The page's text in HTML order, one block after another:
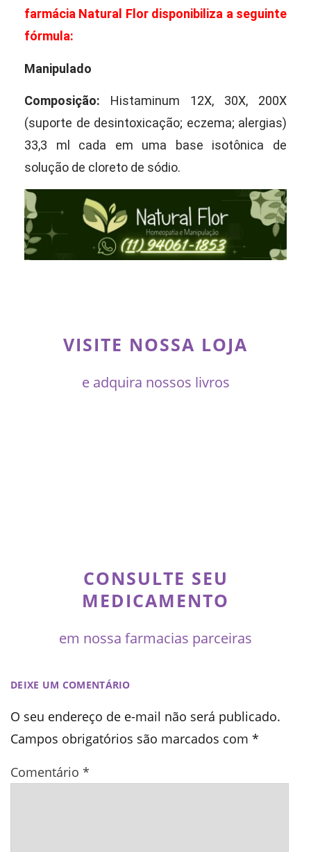
farmácia Natural Flor disponibiliza a seguinte
fórmula:
Manipulado
Composição: Histaminum 12X, 30X, 200X
(suporte de desintoxicação; eczema; alergias)
33,3 ml cada em uma base isotônica de
solução de cloreto de sódio.
VISITE NOSSA LOJA
e adquira nossos livros
CONSULTE SEU
MEDICAMENTO
em nossa farmacias parceiras
DEIXE UM COMENTÁRIO
O seu endereço de e-mail não será publicado.
Campos obrigatórios são marcados com *
Comentário *